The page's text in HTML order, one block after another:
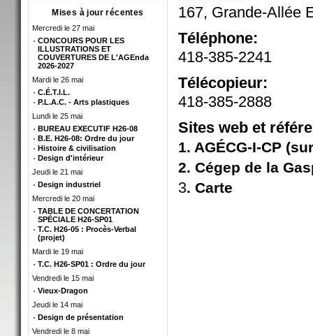
Mises à jour récentes
Mercredi le 27 mai
CONCOURS POUR LES
ILLUSTRATIONS ET
COUVERTURES DE L'AGEnda
2026-2027
Mardi le 26 mai
C.É.T.I.L.
P.L.A.C. - Arts plastiques
Lundi le 25 mai
BUREAU EXECUTIF H26-08
B.E. H26-08: Ordre du jour
Histoire & civilisation
Design d'intérieur
Jeudi le 21 mai
Design industriel
Mercredi le 20 mai
TABLE DE CONCERTATION
SPÉCIALE H26-SP01
T.C. H26-05 : Procès-Verbal
(projet)
Mardi le 19 mai
T.C. H26-SP01 : Ordre du jour
Vendredi le 15 mai
Vieux-Dragon
Jeudi le 14 mai
Design de présentation
Vendredi le 8 mai
167, Grande-Allée
Téléphone:
418-385-2241
Télécopieur:
418-385-2888
Sites web et
1. AGÉCG-I-CP
2. Cégep de la
3. Carte